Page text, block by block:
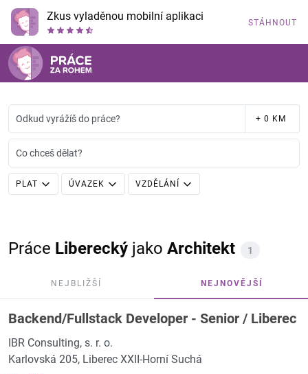
Zkus vyladěnou mobilní aplikaci STÁHNOUT
Odkud vyrážíš do práce? + 0 KM
Co chceš dělat?
PLAT ÚVAZEK VZDĚLÁNÍ
Práce Liberecký jako Architekt 1
NEJBLIŽŠÍ NEJNOVĚJŠÍ
Backend/Fullstack Developer - Senior / Liberec
IBR Consulting, s. r. o.
Karlovská 205, Liberec XXII-Horní Suchá